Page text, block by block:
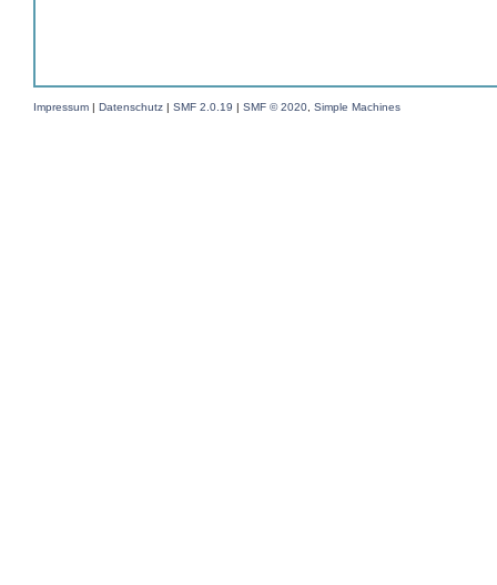
Impressum | Datenschutz | SMF 2.0.19 | SMF © 2020 Simple Machines